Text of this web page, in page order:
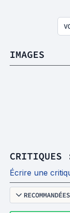
IMAGES
Écrire une
RECOMMANDÉES